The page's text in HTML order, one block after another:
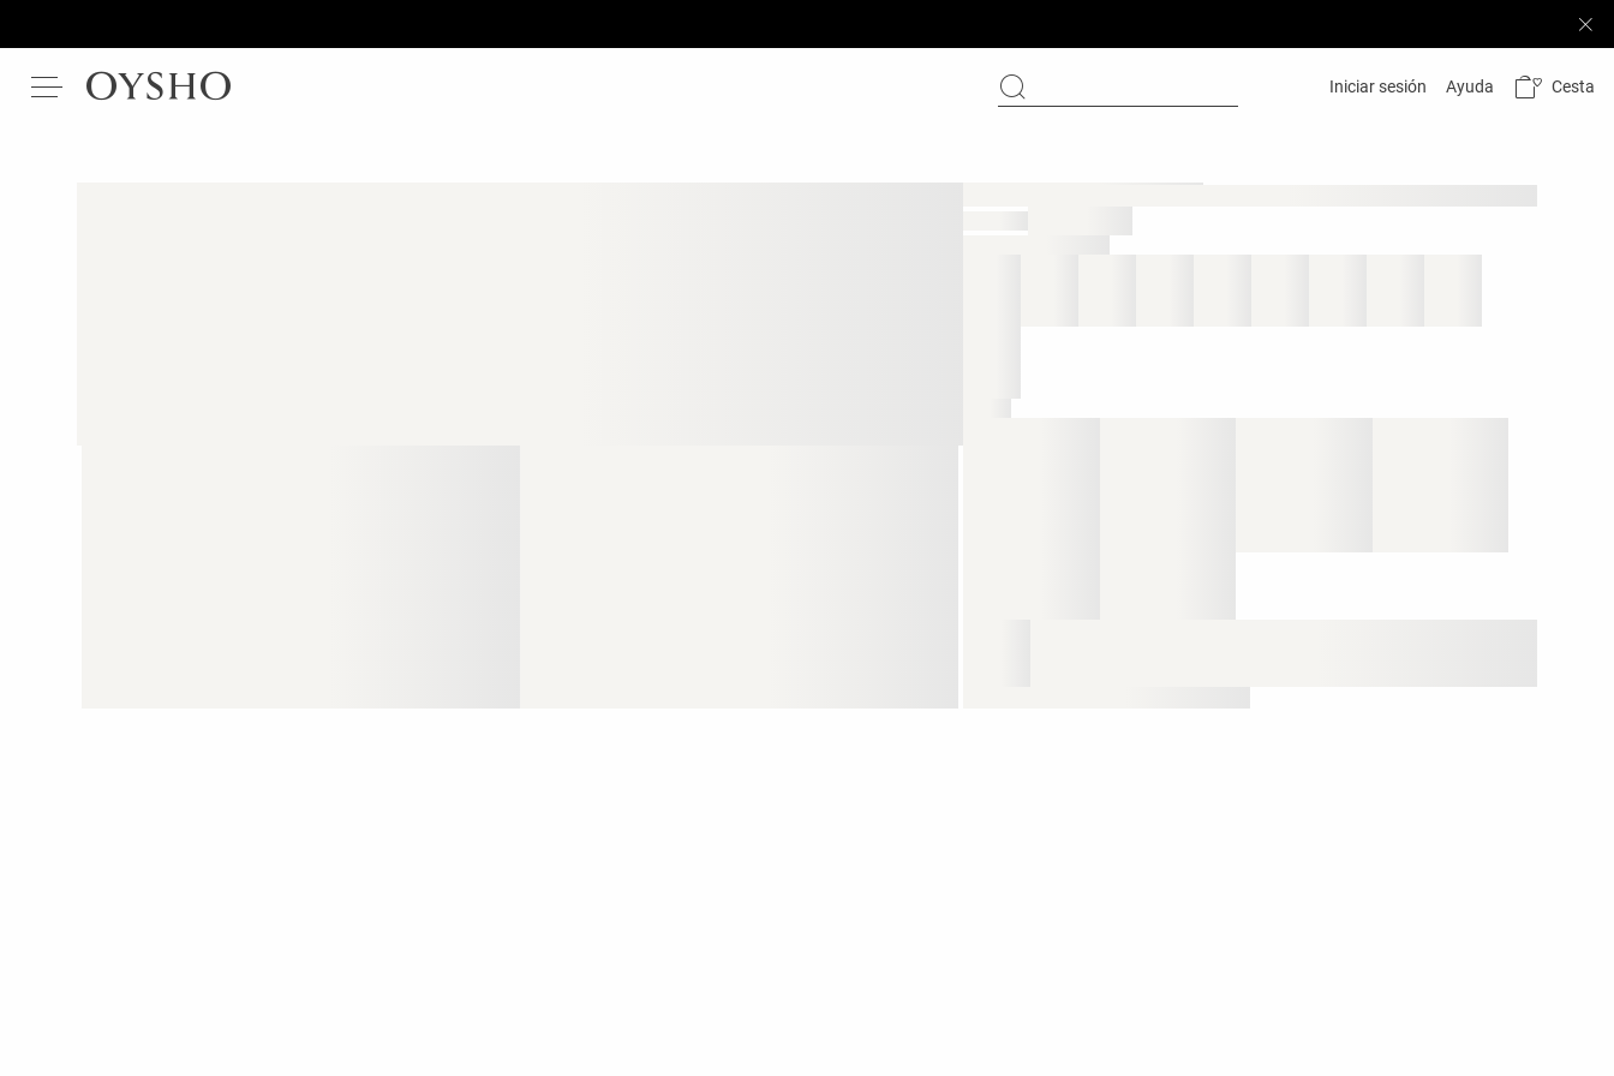
Iniciar sesión Ayuda Cesta